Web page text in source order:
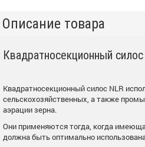
Описание товара
Квадратносекционный
Квадратносекционный силос NLR
сельскохозяйственных, а также
аэрации зерна.
Они применяются тогда, когда
должна быть оптимально